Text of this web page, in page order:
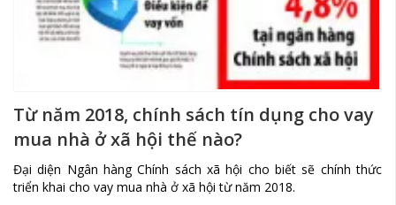
Từ năm 2018, chính sách tín dụng cho vay
mua nhà ở xã hội thế nào?
Đại diện Ngân hàng Chính sách xã hội cho biết sẽ chính thức
triển khai cho vay mua nhà ở xã hội từ năm 2018.